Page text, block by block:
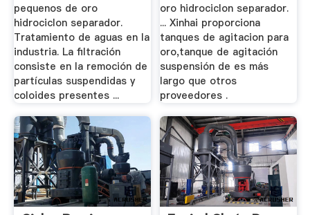
pequenos de oro
hidrociclon separador.
Tratamiento de aguas en la
industria. La filtración
consiste en la remoción de
partículas suspendidas y
coloides presentes ...
oro hidrociclon separador.
... Xinhai proporciona
tanques de agitacion para
oro,tanque de agitación
suspensión de es más
largo que otros
proveedores .